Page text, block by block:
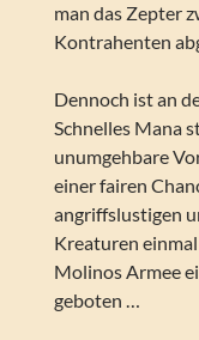
man das Zepter
Kontrahenten
Dennoch ist an
Schnelles Mana
unumgehbare
einer fairen
angriffslustigen
Kreaturen
Molinos Armee
geboten …